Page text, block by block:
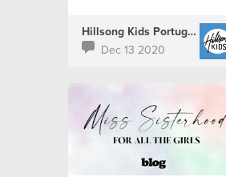
Hillsong Kids Portugal
Dec 13 2020